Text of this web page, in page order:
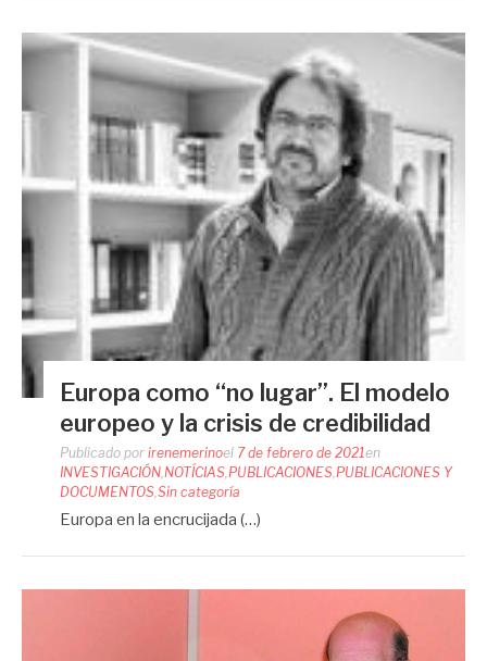
Europa como “no lugar”. El modelo
europeo y la crisis de credibilidad
Publicado por irenemerinoel 7 de febrero de 2021en
INVESTIGACIÓN NOTÍCIAS PUBLICACIONES PUBLICACIONES Y
DOCUMENTOS Sin categoría
Europa en la encrucijada (…)